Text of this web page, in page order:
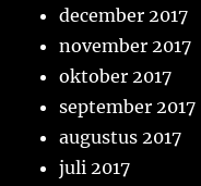
december 2017
november 2017
oktober 2017
september 2017
augustus 2017
juli 2017